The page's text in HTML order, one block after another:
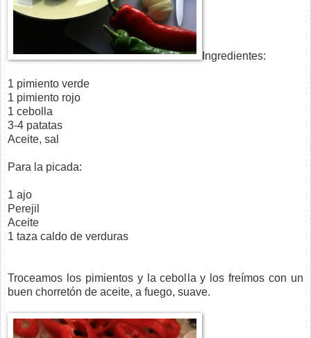
ngredientes:
1 pimiento verde
1 pimiento rojo
1 cebolla
3-4 patatas
Aceite, sal
Para la picada:
1 ajo
Perejil
Aceite
1 taza caldo de verduras
Troceamos los pimientos y la cebolla y los freímos con un
buen chorretón de aceite, a fuego, suave.